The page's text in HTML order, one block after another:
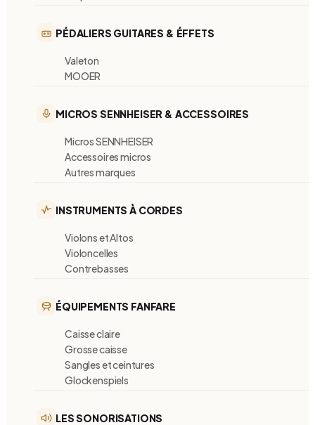
PÉDALIERS GUITARES & ÉFFETS
Valeton
MOOER
MICROS SENNHEISER & ACCESSOIRES
Micros SENNHEISER
Accessoires micros
Autres marques
INSTRUMENTS À CORDES
Violons et Altos
Violoncelles
Contrebasses
ÉQUIPEMENTS FANFARE
Caisse claire
Grosse caisse
Sangles et ceintures
Glockenspiels
LES SONORISATIONS